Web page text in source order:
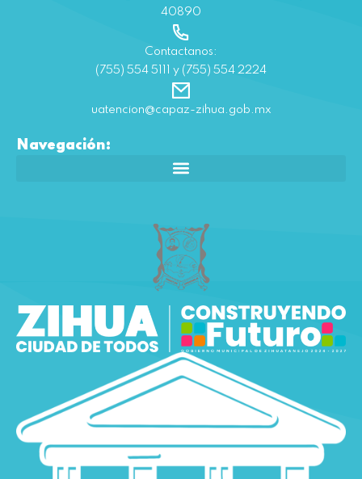
40890
Contactanos:
(755) 554 5111 y (755) 554 2224
uatencion@capaz-zihua.gob.mx
Navegación: